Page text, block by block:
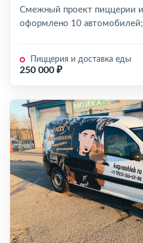
Смежный проект пиццерии
оформлено 10
Пиццерия и доставка еды
250 000 ₽